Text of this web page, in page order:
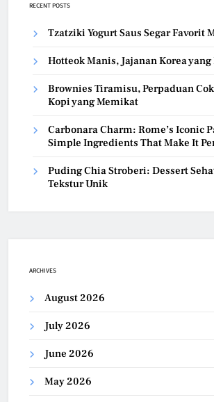
RECENT POSTS
Tzatziki Yogurt Saus Segar Favorit
Hotteok Manis, Jajanan Korea
Brownies Tiramisu, Perpaduan
Kopi yang Memikat
Carbonara Charm: Rome’s Iconic
Simple Ingredients That Make It
Puding Chia Stroberi: Dessert
Tekstur Unik
ARCHIVES
August 2026
July 2026
June 2026
May 2026